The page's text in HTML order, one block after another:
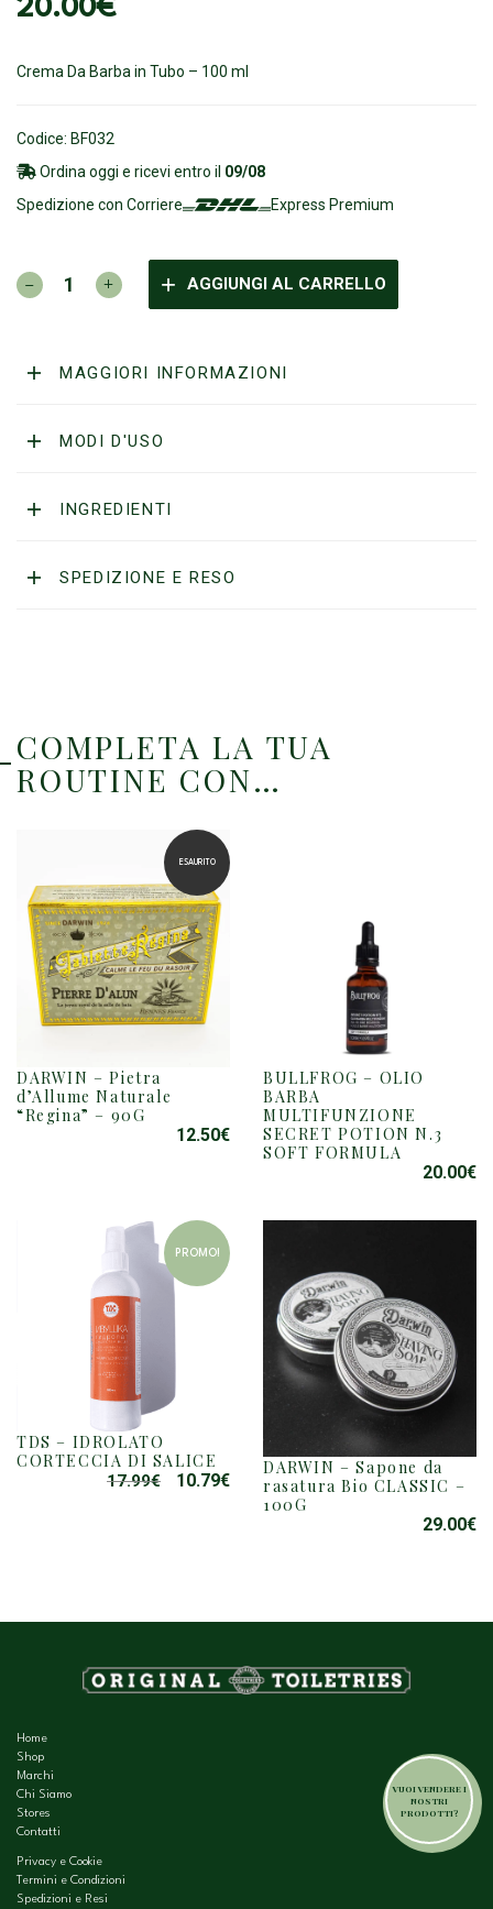
Crema Da Barba in Tubo – 100 ml
Codice: BF032
Ordina oggi e ricevi entro il 09/08
Spedizione con Corriere
Express Premium
20.00€
BULLFROG
Rasatura
Secret
“Comfort”
AGGIUNGI AL CARRELLO
MAGGIORI INFORMAZIONI
MODI D'USO
INGREDIENTI
SPEDIZIONE E RESO
COMPLETA LA TUA
ROUTINE CON…
ESAURITO
DARWIN – Pietra
d’Allume Naturale
“Regina” – 90G
12.50€
BULLFROG – OLIO
BARBA
MULTIFUNZIONE
SECRET POTION N.3
SOFT FORMULA
20.00€
PROMO!
TDS – IDROLATO
CORTECCIA DI SALICE
17.99€
IL
10.79€IL
PREZZO
DARWIN – Sapone da
rasatura Bio CLASSIC –
100G
29.00€
VUOI VENDERE I
NOSTRI
PRODOTTI?
Home
Shop
Marchi
Chi Siamo
Stores
Contatti
Privacy e Cookie
Termini e Condizioni
Spedizioni e Resi